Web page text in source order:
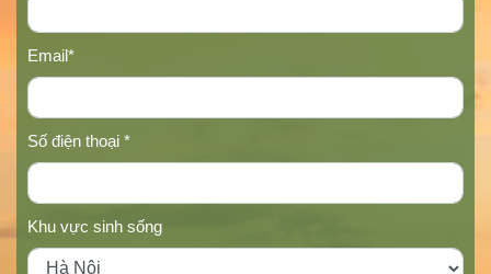
Email*
Số điện thoại *
Khu vực sinh sống